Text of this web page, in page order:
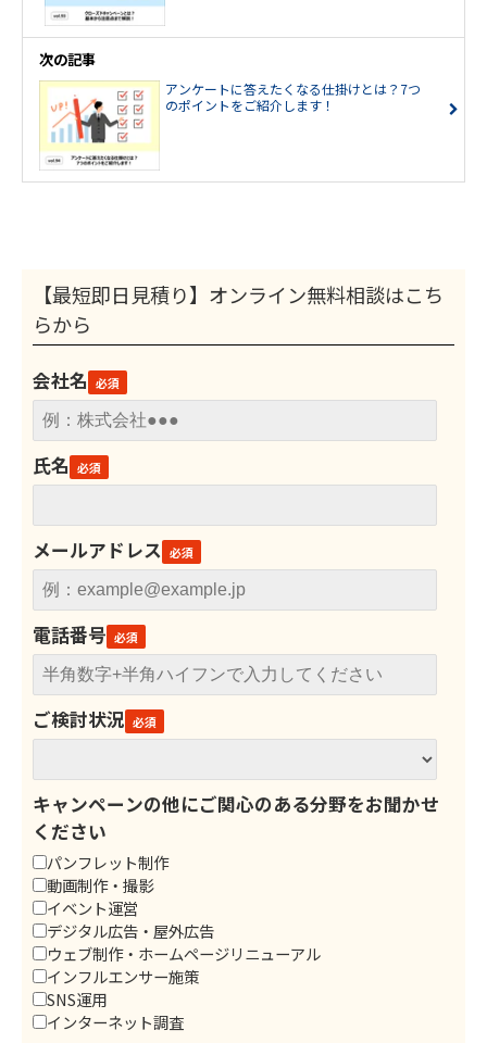
次の記事
アンケートに答えたくなる仕掛けとは？7つ
のポイントをご紹介します！
【最短即日見積り】オンライン無料相談はこち
らから
会社名
氏名
メールアドレス
電話番号
ご検討状況
キャンペーンの他にご関心のある分野をお聞かせ
ください
パンフレット制作
動画制作・撮影
イベント運営
デジタル広告・屋外広告
ウェブ制作・ホームページリニューアル
インフルエンサー施策
SNS運用
インターネット調査